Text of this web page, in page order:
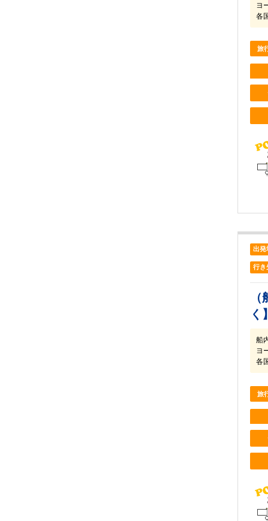
ヨ
各
旅
出発
行き
く
船
ヨ
各
旅